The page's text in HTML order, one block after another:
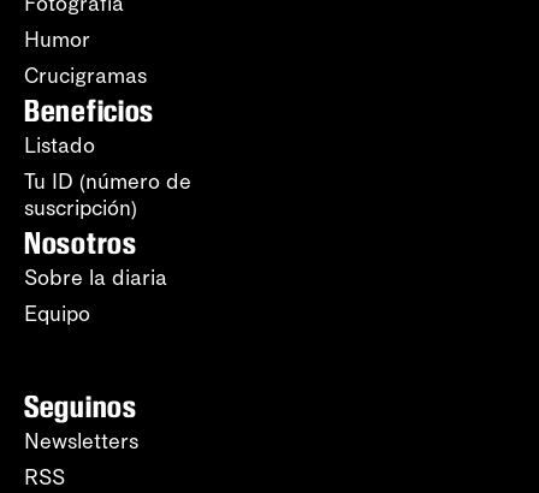
Humor
Crucigramas
Beneficios
Listado
Tu ID (número de
suscripción)
Nosotros
Sobre la diaria
Equipo
Seguinos
Newsletters
RSS